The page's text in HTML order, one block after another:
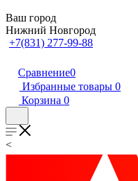
Ваш город
Нижний Новгород
+7(831) 277-99-88
Сравнение0
Избранные товары 0
Корзина 0
<